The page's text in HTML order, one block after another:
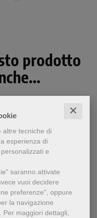
✕
altre tecniche di
esperienza di
e
saranno attivate
vuoi decidere
preferenze", oppure
la navigazione
Per maggiori dettagli,
prodotto
- 5%